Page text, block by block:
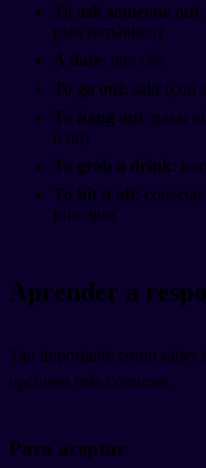
To ask someone out
plan romántico)
A date: una cita
To go out: salir (con
To hang out: pasar
o no)
To grab a drink:
To hit it off:
principio
Aprender a
Tan importante como saber
opciones más comunes.
Para aceptar